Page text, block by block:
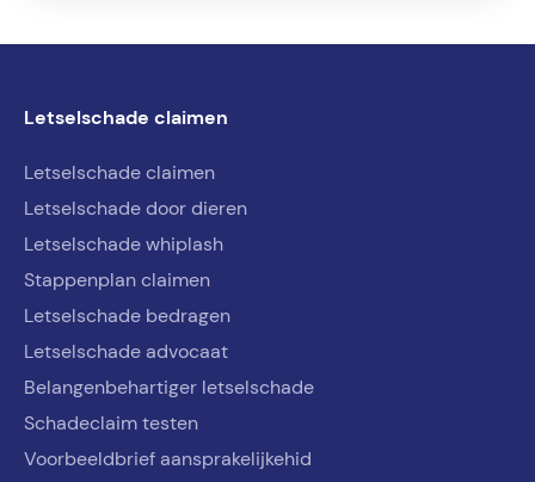
Letselschade claimen
Letselschade claimen
Letselschade door dieren
Letselschade whiplash
Stappenplan claimen
Letselschade bedragen
Letselschade advocaat
Belangenbehartiger letselschade
Schadeclaim testen
Voorbeeldbrief aansprakelijkehid